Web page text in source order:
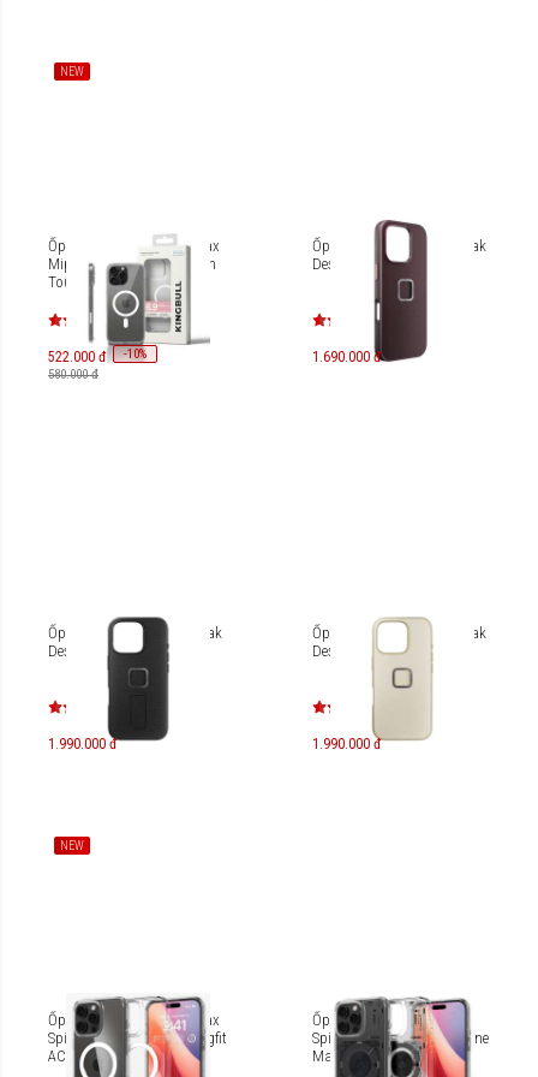
NEW
Ốp lưng iPhone 16 Pro Max
Mipow Magsafe Case With
Touch Button Control
MGB16D-CR
522.000 đ -10%
580.000 đ
Ốp lưng iPhone 16 Pro Peak
Design Fabric
1.690.000 đ
Ốp lưng iPhone 16 Pro Peak
Design Loop
1.990.000 đ
Ốp lưng iPhone 16 Pro Peak
Design Clarino
1.990.000 đ
NEW
Ốp lưng iPhone 16 Pro Max
Spigen Crystal Hybrid Magfit
ACS08032
Ốp lưng iPhone 16 Pro
Spigen Ultra Hybrid Neo One
Magfit ACS08792